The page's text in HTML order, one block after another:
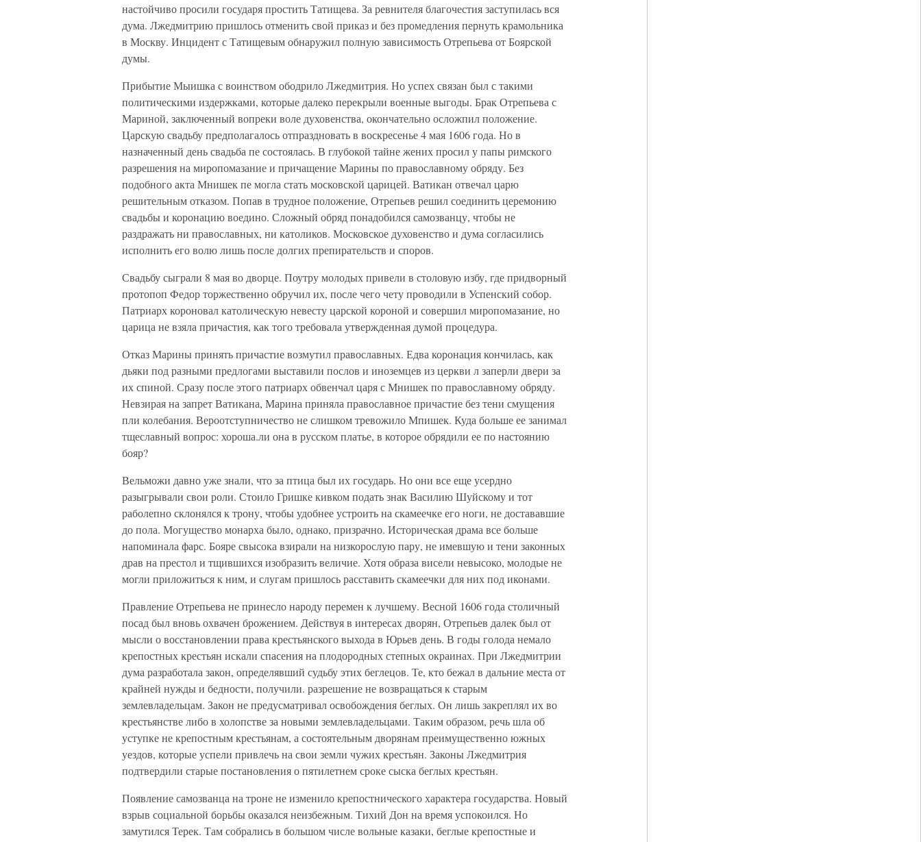
настойчиво просили государя простить Татищева. За ревнителя благочестия заступилась вся
дума. Лжедмитрию пришлось отменить свой приказ и без промедления пернуть крамольника
в Москву. Инцидент с Татищевым обнаружил полную зависимость Отрепьева от Боярской
думы.
Прибытие Мыишка с воинством ободрило Лжедмитрия. Но успех связан был с такими
политическими издержками, которые далеко перекрыли военные выгоды. Брак Отрепьева с
Мариной, заключенный вопреки воле духовенства, окончательно осложпил положение.
Царскую свадьбу предполагалось отпраздновать в воскресенье 4 мая 1606 года. Но в
назначенный день свадьба пе состоялась. В глубокой тайне жених просил у папы римского
разрешения на миропомазание и причащение Марины по православному обряду. Без
подобного акта Мнишек пе могла стать московской царицей. Ватикан отвечал царю
решительным отказом. Попав в трудное положение, Отрепьев решил соединить церемонию
свадьбы и коронацию воедино. Сложный обряд понадобился самозванцу, чтобы не
раздражать ни православных, ни католиков. Московское духовенство и дума согласились
исполнить его волю лишь после долгих препирательств и споров.
Свадьбу сыграли 8 мая во дворце. Поутру молодых привели в столовую избу, где придворный
протопоп Федор торжественно обручил их, после чего чету проводили в Успенский собор.
Патриарх короновал католическую невесту царской короной и совершил миропомазание, но
царица не взяла причастия, как того требовала утвержденная думой процедура.
Отказ Марины принять причастие возмутил православных. Едва коронация кончилась, как
дьяки под разными предлогами выставили послов и иноземцев из церкви л заперли двери за
их спиной. Сразу после этого патриарх обвенчал царя с Мнишек по православному обряду.
Невзирая на запрет Ватикана, Марина приняла православное причастие без тени смущения
пли колебания. Вероотступничество не слишком тревожило Мпишек. Куда больше ее занимал
тщеславный вопрос: хороша.ли она в русском платье, в которое обрядили ее по настоянию
бояр?
Вельможи давно уже знали, что за птица был их государь. Но они все еще усердно
разыгрывали свои роли. Стоило Гришке кивком подать знак Василию Шуйскому и тот
раболепно склонялся к трону, чтобы удобнее устроить на скамеечке его ноги, не достававшие
до пола. Могущество монарха было, однако, призрачно. Историческая драма все больше
напоминала фарс. Бояре свысока взирали на низкорослую пару, не имевшую и тени законных
драв на престол и тщившихся изобразить величие. Хотя образа висели невысоко, молодые не
могли приложиться к ним, и слугам пришлось расставить скамеечки для них под иконами.
Правление Отрепьева не принесло народу перемен к лучшему. Весной 1606 года столичный
посад был вновь охвачен брожением. Действуя в интересах дворян, Отрепьев далек был от
мысли о восстановлении права крестьянского выхода в Юрьев день. В годы голода немало
крепостных крестьян искали спасения на плодородных степных окраинах. При Лжедмитрии
дума разработала закон, определявший судьбу этих беглецов. Те, кто бежал в дальние места от
крайней нужды и бедности, получили. разрешение не возвращаться к старым
землевладельцам. Закон не предусматривал освобождения беглых. Он лишь закреплял их во
крестьянстве либо в холопстве за новыми землевладельцами. Таким образом, речь шла об
уступке не крепостным крестьянам, а состоятельным дворянам преимущественно южных
уездов, которые успели привлечь на свои земли чужих крестьян. Законы Лжедмитрия
подтвердили старые постановления о пятилетнем сроке сыска беглых крестьян.
Появление самозванца на троне не изменило крепостнического характера государства. Новый
взрыв социальной борьбы оказался неизбежным. Тихий Дон на время успокоился. Но
замутился Терек. Там собрались в большом числе вольные казаки, беглые крепостные и